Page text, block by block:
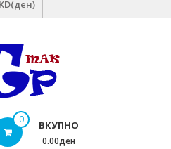
0 ВКУПНО
0.00ден